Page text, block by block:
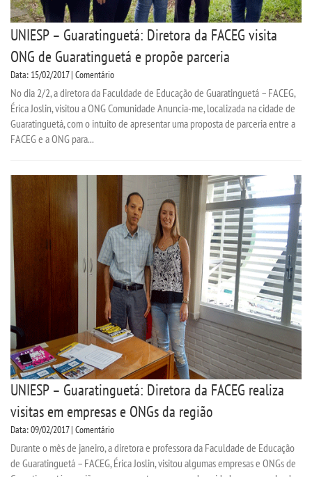
UNIESP – Guaratinguetá: Diretora da FACEG visita
ONG de Guaratinguetá e propõe parceria
Data: 15/02/2017 | Comentário
No dia 2/2, a diretora da Faculdade de Educação de Guaratinguetá – FACEG,
Érica Joslin, visitou a ONG Comunidade Anuncia-me, localizada na cidade de
Guaratinguetá, com o intuito de apresentar uma proposta de parceria entre a
FACEG e a ONG para...
UNIESP – Guaratinguetá: Diretora da FACEG realiza
visitas em empresas e ONGs da região
Data: 09/02/2017 | Comentário
Durante o mês de janeiro, a diretora e professora da Faculdade de Educação
de Guaratinguetá – FACEG, Érica Joslin, visitou algumas empresas e ONGs de